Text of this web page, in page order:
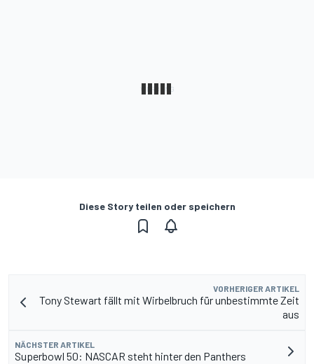
Diese Story teilen oder speichern
VORHERIGER ARTIKEL
Tony Stewart fällt mit Wirbelbruch für unbestimmte Zeit
aus
NÄCHSTER ARTIKEL
Superbowl 50: NASCAR steht hinter den Panthers